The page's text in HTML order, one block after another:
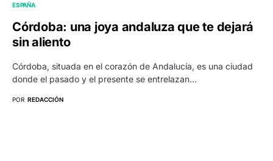
ESPAÑA
Córdoba: una joya andaluza que te dejará
sin aliento
Córdoba, situada en el corazón de Andalucía, es una ciudad
donde el pasado y el presente se entrelazan…
POR REDACCIÓN